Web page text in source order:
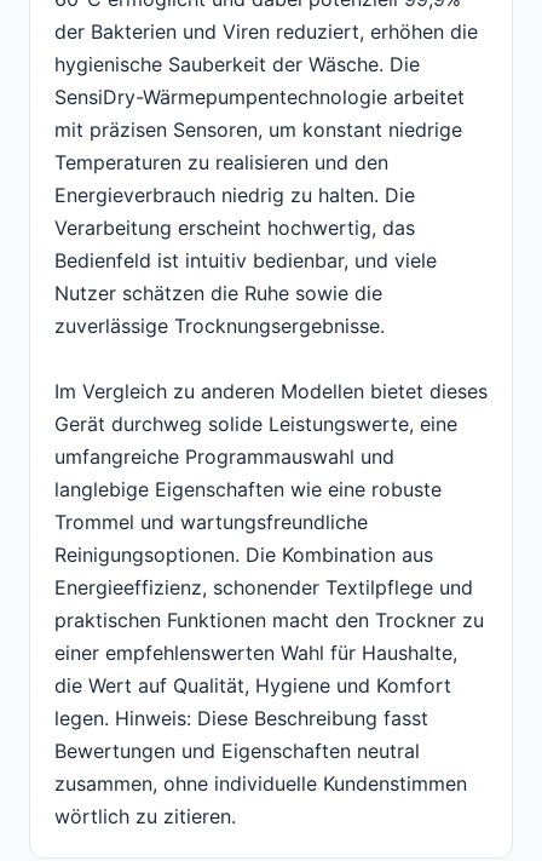
der Bakterien und Viren reduziert, erhöhen die
hygienische Sauberkeit der Wäsche. Die
SensiDry-Wärmepumpentechnologie arbeitet
mit präzisen Sensoren, um konstant niedrige
Temperaturen zu realisieren und den
Energieverbrauch niedrig zu halten. Die
Verarbeitung erscheint hochwertig, das
Bedienfeld ist intuitiv bedienbar, und viele
Nutzer schätzen die Ruhe sowie die
zuverlässige Trocknungsergebnisse.
Im Vergleich zu anderen Modellen bietet dieses
Gerät durchweg solide Leistungswerte, eine
umfangreiche Programmauswahl und
langlebige Eigenschaften wie eine robuste
Trommel und wartungsfreundliche
Reinigungsoptionen. Die Kombination aus
Energieeffizienz, schonender Textilpflege und
praktischen Funktionen macht den Trockner zu
einer empfehlenswerten Wahl für Haushalte,
die Wert auf Qualität, Hygiene und Komfort
legen. Hinweis: Diese Beschreibung fasst
Bewertungen und Eigenschaften neutral
zusammen, ohne individuelle Kundenstimmen
wörtlich zu zitieren.